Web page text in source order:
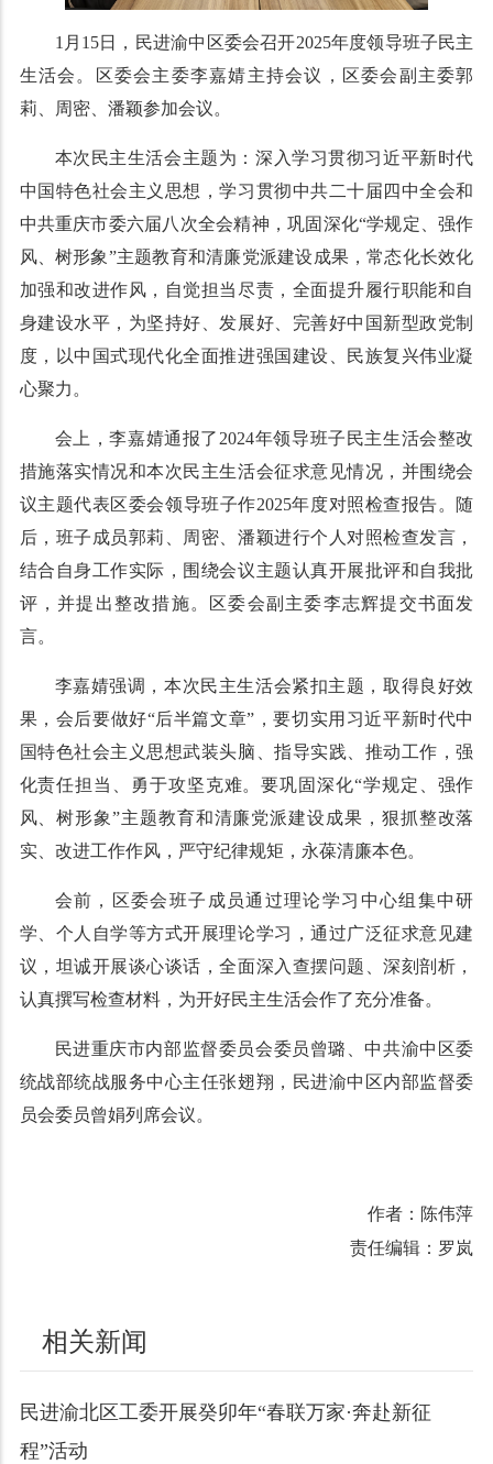
1月15日，民进渝中区委会召开2025年度领导班子民主
生活会。区委会主委李嘉婧主持会议，区委会副主委郭
莉、周密、潘颖参加会议。
本次民主生活会主题为：深入学习贯彻习近平新时代
中国特色社会主义思想，学习贯彻中共二十届四中全会和
中共重庆市委六届八次全会精神，巩固深化“学规定、强作
风、树形象”主题教育和清廉党派建设成果，常态化长效化
加强和改进作风，自觉担当尽责，全面提升履行职能和自
身建设水平，为坚持好、发展好、完善好中国新型政党制
度，以中国式现代化全面推进强国建设、民族复兴伟业凝
心聚力。
会上，李嘉婧通报了2024年领导班子民主生活会整改
措施落实情况和本次民主生活会征求意见情况，并围绕会
议主题代表区委会领导班子作2025年度对照检查报告。随
后，班子成员郭莉、周密、潘颖进行个人对照检查发言，
结合自身工作实际，围绕会议主题认真开展批评和自我批
评，并提出整改措施。区委会副主委李志辉提交书面发
言。
李嘉婧强调，本次民主生活会紧扣主题，取得良好效
果，会后要做好“后半篇文章”，要切实用习近平新时代中
国特色社会主义思想武装头脑、指导实践、推动工作，强
化责任担当、勇于攻坚克难。要巩固深化“学规定、强作
风、树形象”主题教育和清廉党派建设成果，狠抓整改落
实、改进工作作风，严守纪律规矩，永葆清廉本色。
会前，区委会班子成员通过理论学习中心组集中研
学、个人自学等方式开展理论学习，通过广泛征求意见建
议，坦诚开展谈心谈话，全面深入查摆问题、深刻剖析，
认真撰写检查材料，为开好民主生活会作了充分准备。
民进重庆市内部监督委员会委员曾璐、中共渝中区委
统战部统战服务中心主任张翅翔，民进渝中区内部监督委
员会委员曾娟列席会议。
作者：陈伟萍
责任编辑：罗岚
相关新闻
民进渝北区工委开展癸卯年“春联万家·奔赴新征
程”活动